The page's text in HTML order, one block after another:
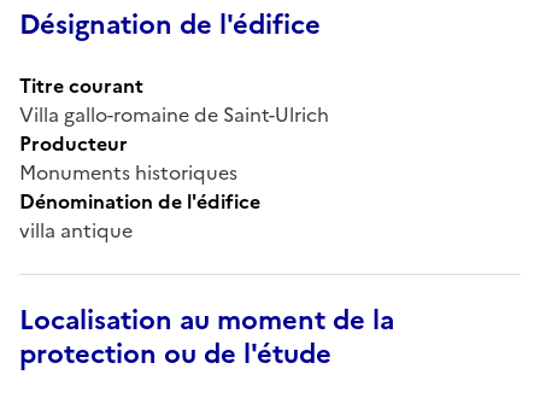
Désignation de l'édifice
Titre courant
Villa gallo-romaine de Saint-Ulrich
Producteur
Monuments historiques
Dénomination de l'édifice
villa antique
Localisation au moment de la
protection ou de l'étude